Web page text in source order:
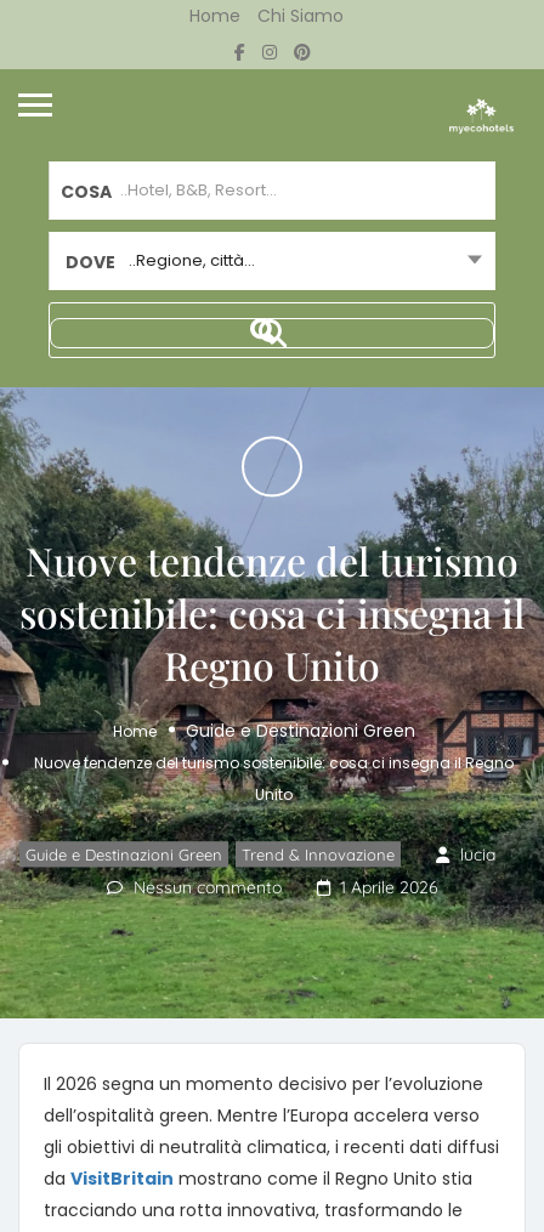
Home Chi Siamo
COSA
DOVE ..Regione, città...
Nuove tendenze del turismo
sostenibile: cosa ci insegna il
Regno Unito
Home Guide e Destinazioni Green
Nuove tendenze del turismo sostenibile: cosa ci insegna il Regno
Unito
Guide e Destinazioni Green , Trend & Innovazione
lucia
Nessun commento
1 Aprile 2026
Il 2026 segna un momento decisivo per l’evoluzione
dell’ospitalità green. Mentre l’Europa accelera verso
gli obiettivi di neutralità climatica, i recenti dati diffusi
da VisitBritain mostrano come il Regno Unito stia
tracciando una rotta innovativa, trasformando le